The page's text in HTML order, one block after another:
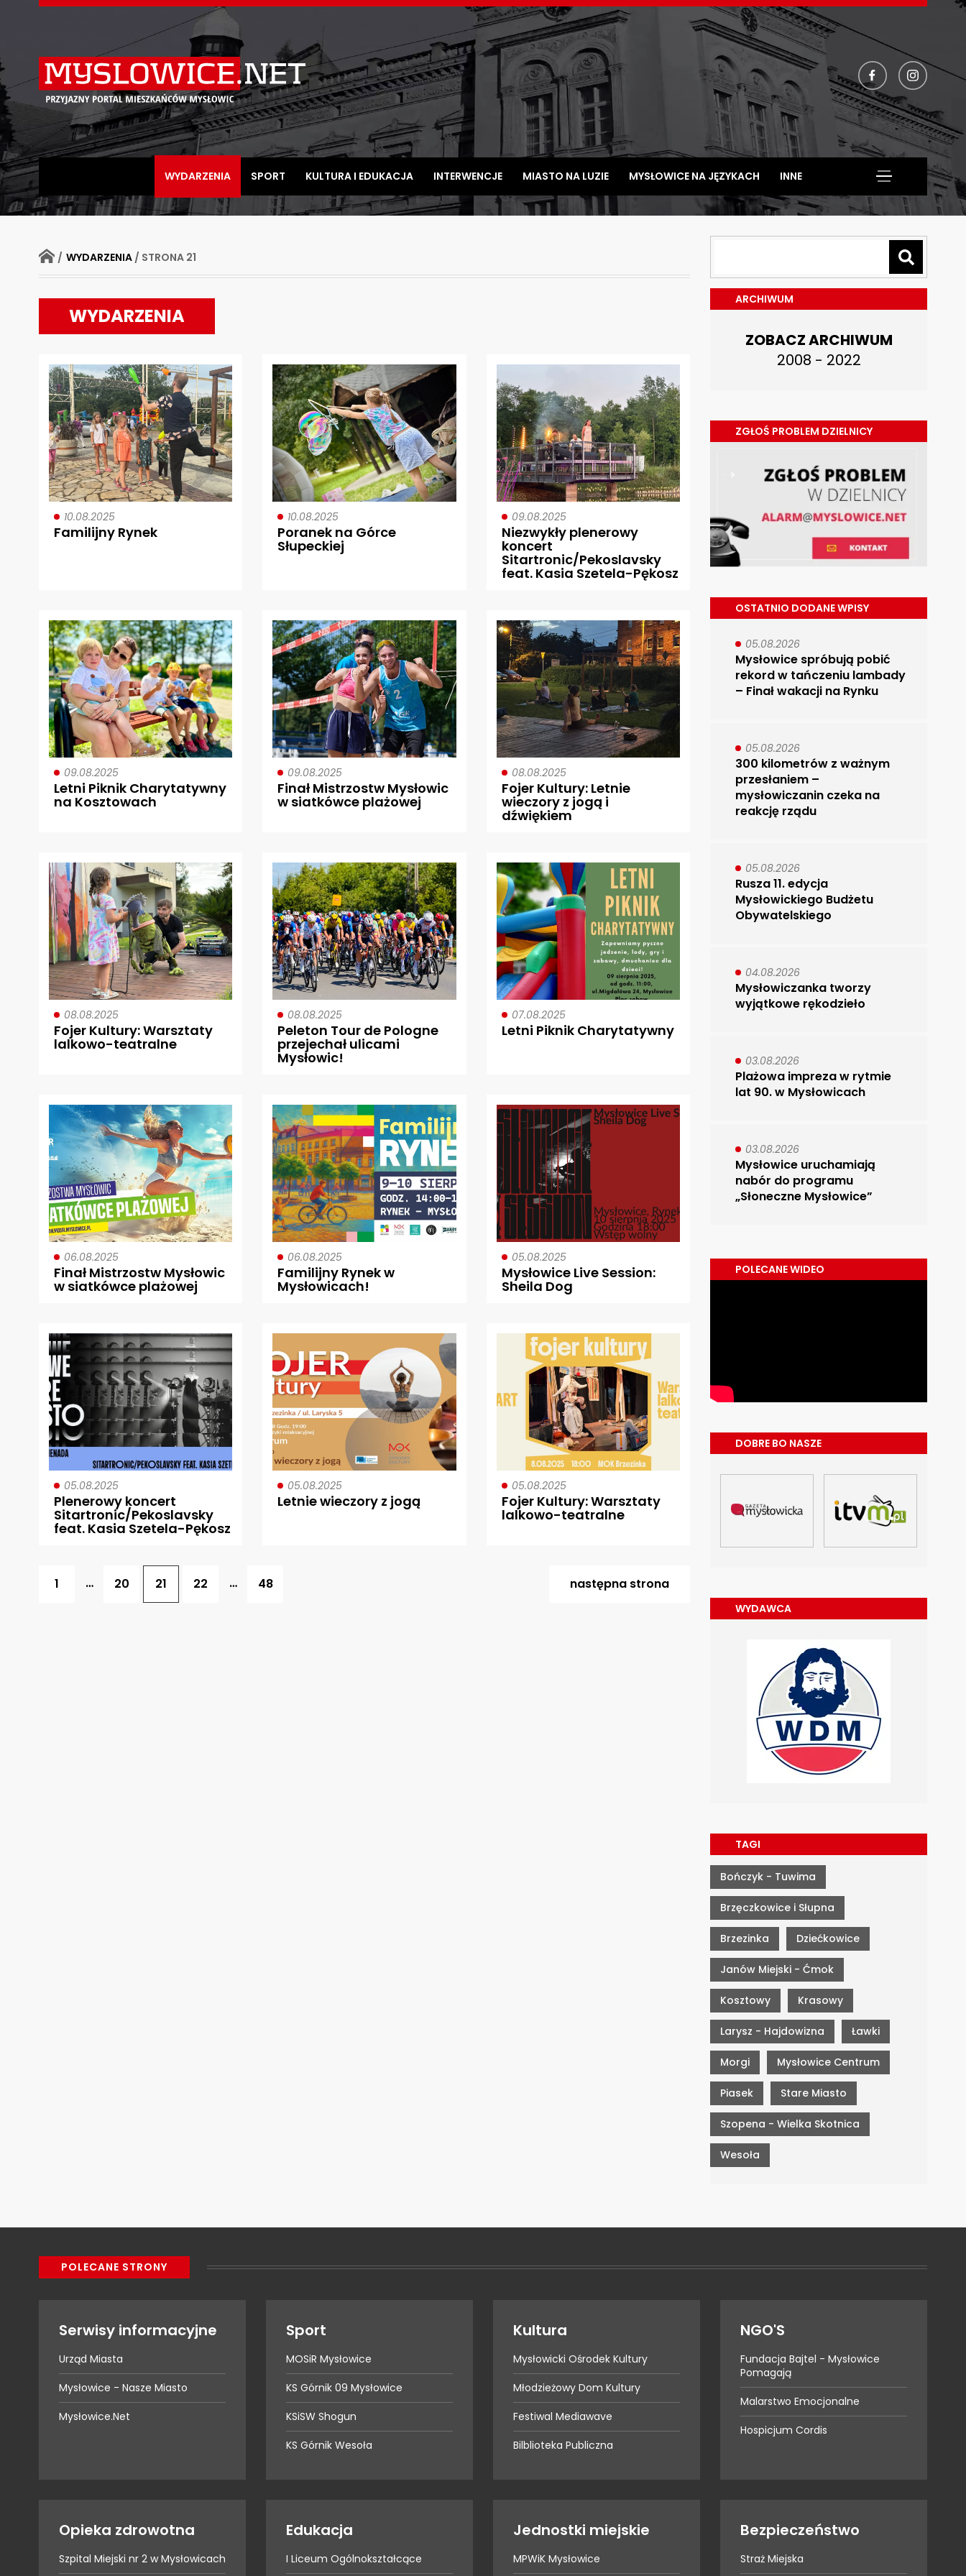
Myslowice.net
-
Przyjazny
portal
mieszkańców
Mysłowic
WYDARZENIA SPORT KULTURA I EDUKACJA INTERWENCJE MIASTO NA LUZIE MYSŁOWICE NA JĘZYKACH INNE
facebookinstagram
STRONA
GŁÓWNA
/ WYDARZENIA / STRONA 21
WYDARZENIA
10.08.2025
Familijny Rynek
10.08.2025
Poranek na Górce
Słupeckiej
09.08.2025
Niezwykły plenerowy
koncert
Sitartronic/Pekoslavsky
feat. Kasia Szetela-Pękosz
09.08.2025
Letni Piknik Charytatywny
na Kosztowach
09.08.2025
Finał Mistrzostw Mysłowic
w siatkówce plażowej
08.08.2025
Fojer Kultury: Letnie
wieczory z jogą i
dźwiękiem
08.08.2025
Fojer Kultury: Warsztaty
lalkowo-teatralne
08.08.2025
Peleton Tour de Pologne
przejechał ulicami
Mysłowic!
07.08.2025
Letni Piknik Charytatywny
06.08.2025
Finał Mistrzostw Mysłowic
w siatkówce plażowej
06.08.2025
Familijny Rynek w
Mysłowicach!
05.08.2025
Mysłowice Live Session:
Sheila Dog
05.08.2025
Plenerowy koncert
Sitartronic/Pekoslavsky
feat. Kasia Szetela-Pękosz
05.08.2025
Letnie wieczory z jogą
05.08.2025
Fojer Kultury: Warsztaty
lalkowo-teatralne
1 … 20 21 22 … 48 następna strona
ARCHIWUM
ZOBACZ ARCHIWUM
2008 - 2022
ZGŁOŚ PROBLEM DZIELNICY
OSTATNIO DODANE WPISY
05.08.2026
Mysłowice spróbują pobić
rekord w tańczeniu lambady
– Finał wakacji na Rynku
05.08.2026
300 kilometrów z ważnym
przesłaniem –
mysłowiczanin czeka na
reakcję rządu
05.08.2026
Rusza 11. edycja
Mysłowickiego Budżetu
Obywatelskiego
04.08.2026
Mysłowiczanka tworzy
wyjątkowe rękodzieło
03.08.2026
Plażowa impreza w rytmie
lat 90. w Mysłowicach
03.08.2026
Mysłowice uruchamiają
nabór do programu
„Słoneczne Mysłowice”
POLECANE WIDEO
DOBRE BO NASZE
WYDAWCA
TAGI
Bończyk - Tuwima
Brzęczkowice i Słupna
Brzezinka Dziećkowice
Janów Miejski - Ćmok
Kosztowy Krasowy
Larysz - Hajdowizna Ławki
Morgi Mysłowice Centrum
Piasek Stare Miasto
Szopena - Wielka Skotnica
Wesoła
POLECANE STRONY
Serwisy informacyjne
Urząd Miasta
Mysłowice - Nasze Miasto
Mysłowice.Net
Sport
MOSiR Mysłowice
KS Górnik 09 Mysłowice
KSiSW Shogun
KS Górnik Wesoła
Kultura
Mysłowicki Ośrodek Kultury
Młodzieżowy Dom Kultury
Festiwal Mediawave
Bilblioteka Publiczna
NGO'S
Fundacja Bajtel - Mysłowice
Pomagają
Malarstwo Emocjonalne
Hospicjum Cordis
Opieka zdrowotna
Szpital Miejski nr 2 w Mysłowicach
Edukacja
I Liceum Ogólnokształcące
Jednostki miejskie
MPWiK Mysłowice
Bezpieczeństwo
Straż Miejska